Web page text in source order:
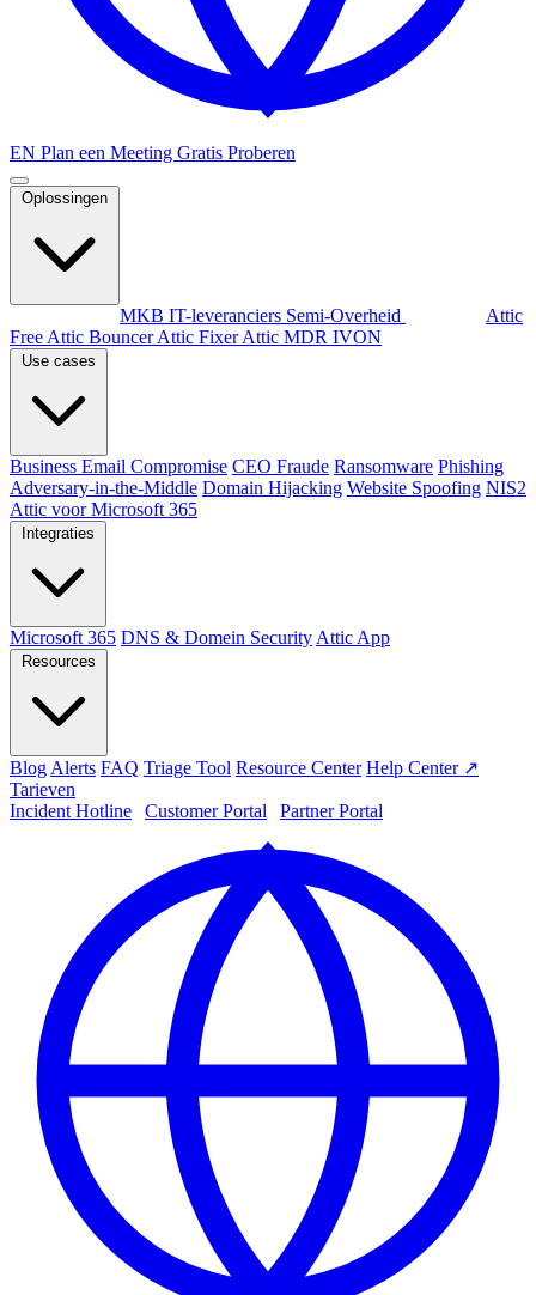
EN Plan een Meeting Gratis Proberen
MKB IT-leveranciers Semi-Overheid
Attic
Free Attic BouncerAttic FixerAttic MDR IVON
Business Email Compromise CEO Fraude Ransomware Phishing
Adversary-in-the-Middle Domain Hijacking Website Spoofing NIS2
Attic voor Microsoft 365
Microsoft 365 DNS & Domein Security Attic App
Blog Alerts FAQ Triage Tool Resource Center Help Center ↗
Tarieven
Incident Hotline
Customer Portal Partner Portal